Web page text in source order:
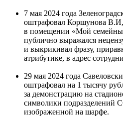
7 мая 2024 года
оштрафовал Коршунова
в помещении «Мой
публично выражался
и выкрикивал фразу,
атрибутике, в адрес
29 мая 2024 года
оштрафовал на 1 тысячу
за демонстрацию на
символики подразделений
изображенной на шарфе.